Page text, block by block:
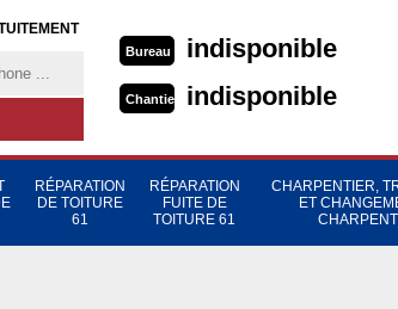
Bureau indisponible
Chantier indisponible
RÉPARATION
DE TOITURE
61
RÉPARATION
FUITE DE
TOITURE 61
CHARPENTIER,
ET